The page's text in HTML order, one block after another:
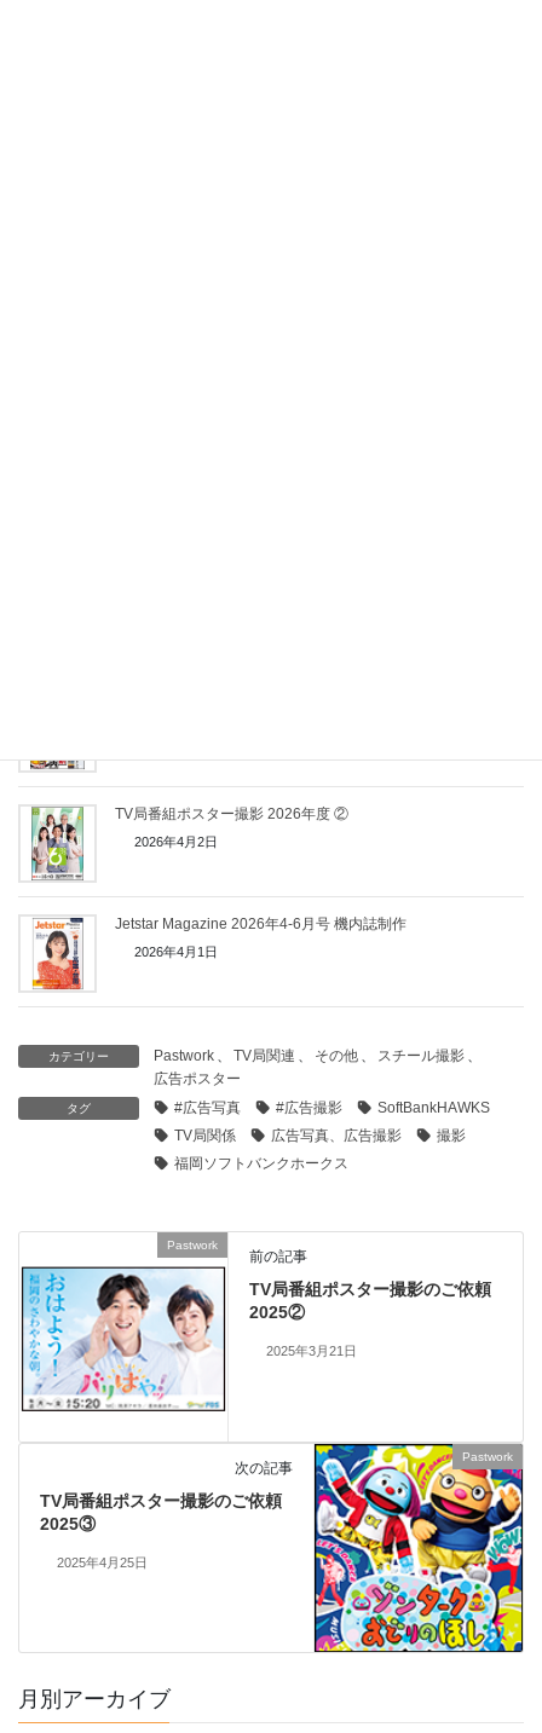
TV局番組ポスター撮影 2026年度 ②
2026年4月2日
Jetstar Magazine 2026年4-6月号 機内誌制作
2026年4月1日
カテゴリー Pastwork 、 TV局関連 、 その他 、 スチール撮影 、
広告ポスター
タグ #広告写真 #広告撮影
SoftBankHAWKS
TV局関係
広告写真、広告撮影
撮影
福岡ソフトバンクホークス
Pastwork
前の記事
TV局番組ポスター撮影のご依頼
2025②
2025年3月21日
Pastwork
次の記事
TV局番組ポスター撮影のご依頼
2025③
2025年4月25日
月別アーカイブ